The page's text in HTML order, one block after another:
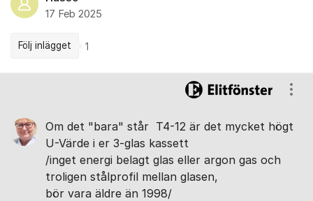
17 Feb 2025
Följ inlägget 1
Om det "bara" står T4-12 är det mycket högt
U-Värde i er 3-glas kassett
/inget energi belagt glas eller argon gas och
troligen stålprofil mellan glasen,
bör vara äldre än 1998/